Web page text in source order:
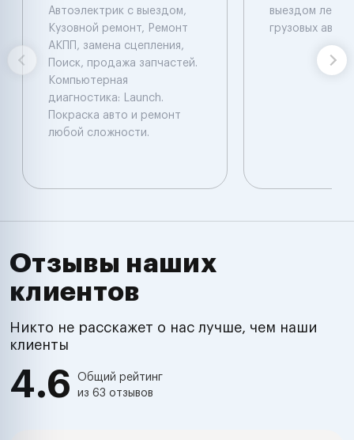
Автоэлектрик с выездом,
Кузовной ремонт, Ремонт
АКПП, замена сцепления,
Поиск, продажа запчастей.
Компьютерная
диагностика: Launch.
Покраска авто и ремонт
любой сложности.
выездом
грузовых авто
Отзывы наших
клиентов
Никто не расскажет о нас лучше, чем наши
клиенты
4.6
Общий рейтинг
из 63 отзывов